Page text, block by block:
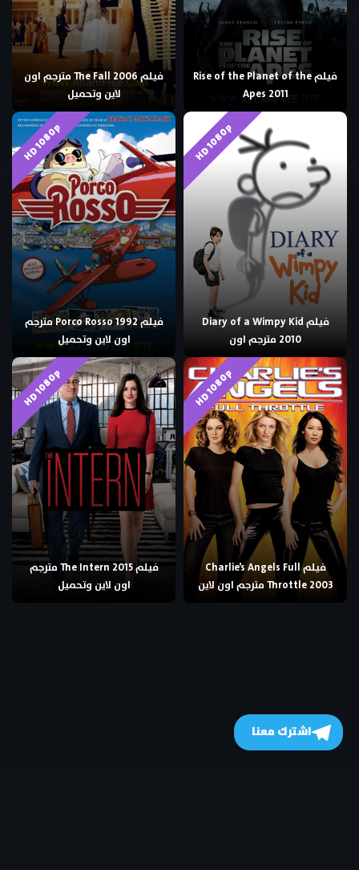
فيلم Rise of the Planet of the
Apes 2011
فيلم The Fall 2006 مترجم اون
لاين وتحميل
HD 1080p
فيلم Diary of a Wimpy Kid
2010 مترجم اون
HD 1080p
فيلم Porco Rosso 1992 مترجم
اون لاين وتحميل
HD 1080p
فيلم Charlie’s Angels Full
Throttle 2003 مترجم اون لاين
HD 1080p
فيلم The Intern 2015 مترجم
اون لاين وتحميل
اشترك معنا